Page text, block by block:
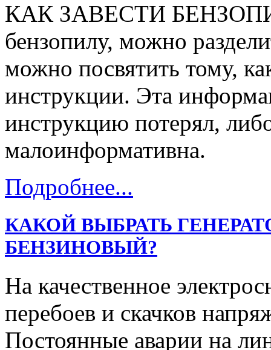
КАК ЗАВЕСТИ
бензопилу, можно
можно посвятить тому,
инструкции. Эта
инструкцию потерял,
малоинформативна.
Подробнее...
КАКОЙ ВЫБРАТЬ
БЕНЗИНОВЫЙ?
На качественное
перебоев и скачков
Постоянные аварии на